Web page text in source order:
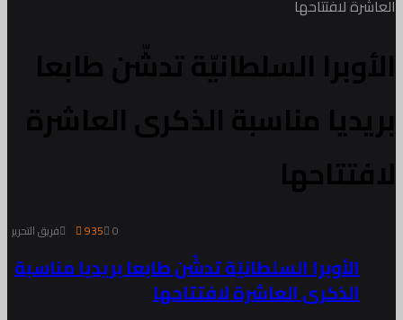
العاشرة لافتتاحها
الأوبرا السلطانيّة تدشّن طابعا
بريديا مناسبة الذكرى العاشرة
لافتتاحها
فريق التحرير 0
935
الأوبرا السلطانيّة تدشّن طابعا بريديا مناسبة
الذكرى العاشرة لافتتاحها